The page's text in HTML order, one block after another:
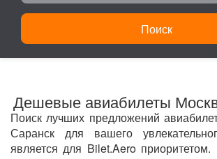
Поиск
Дешевые авиабилеты
Поиск лучших предложений
Саранск для вашего
является для Bilet.Aero